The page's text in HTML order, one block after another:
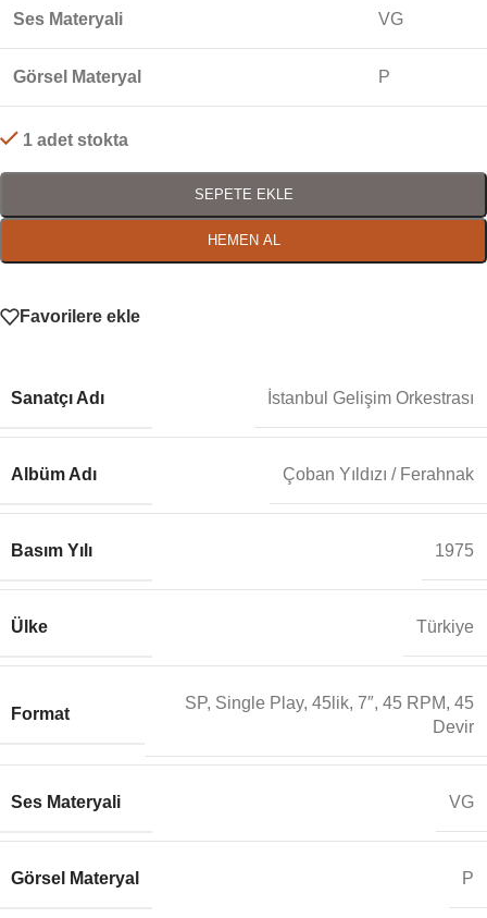
Ses Materyali VG
Görsel Materyal P
1 adet stokta
SEPETE EKLE
HEMEN AL
Favorilere ekle
Sanatçı Adı İstanbul Gelişim Orkestrası
Albüm Adı Çoban Yıldızı / Ferahnak
Basım Yılı 1975
Ülke Türkiye
Format
SP, Single Play, 45lik, 7″, 45 RPM, 45
Devir
Ses Materyali VG
Görsel Materyal P